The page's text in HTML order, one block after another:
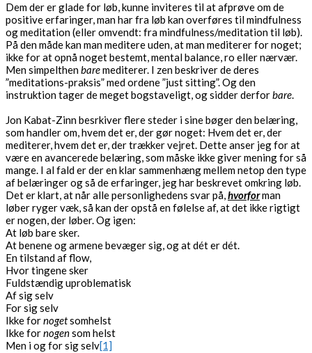
Dem der er glade for løb, kunne inviteres til at afprøve om de
positive erfaringer, man har fra løb kan overføres til mindfulness
og meditation (eller omvendt: fra mindfulness/meditation til løb).
På den måde kan man meditere uden, at man mediterer for noget;
ikke for at opnå noget bestemt, mental balance, ro eller nærvær.
Men simpelthenbaremediterer. I zen beskriver de deres
”meditations-praksis” med ordene ”just sitting”. Og den
instruktion tager de meget bogstaveligt, og sidder derforbare.
Jon Kabat-Zinn besrkiver flere steder i sine bøger den belæring,
som handler om, hvem det er, der gør noget: Hvem det er, der
mediterer, hvem det er, der trækker vejret. Dette anser jeg for at
være en avancerede belæring, som måske ikke giver mening for så
mange. I al fald er der en klar sammenhæng mellem netop den type
af belæringer og så de erfaringer, jeg har beskrevet omkring løb.
Det er klart, at når alle personlighedens svar på,hvorforman
løber ryger væk, så kan der opstå en følelse af, at det ikke rigtigt
er nogen, der løber. Og igen:
At løb bare sker.
At benene og armene bevæger sig, og at dét er dét.
En tilstand af flow,
Hvor tingene sker
Fuldstændig uproblematisk
Af sig selv
For sig selv
Ikke fornogetsomhelst
Ikke fornogensom helst
Men i og for sig selv[1]